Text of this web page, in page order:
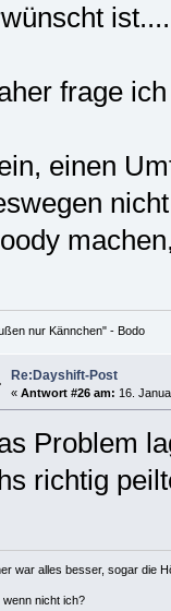
frage
einen
nur Kännchen" - Bodo
Re:Dayshift-Post
« Antwort #26 am: 16.
Problem
richtig
war alles besser, sogar die
wenn nicht ich?